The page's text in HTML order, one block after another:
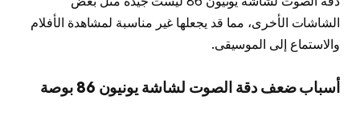
الشاشات الأخرى، مما قد يجعلها غير مناسبة لمشاهدة الأفلام
والاستماع إلى الموسيقى.
أسباب ضعف دقة الصوت لشاشة يونيون 86 بوصة